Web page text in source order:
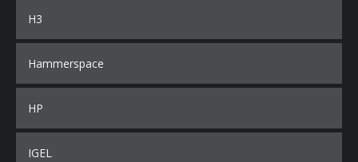
H3
Hammerspace
HP
IGEL